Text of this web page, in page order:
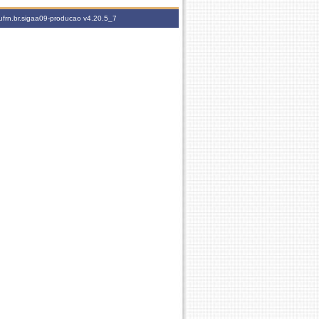
producao v4.20.5_7